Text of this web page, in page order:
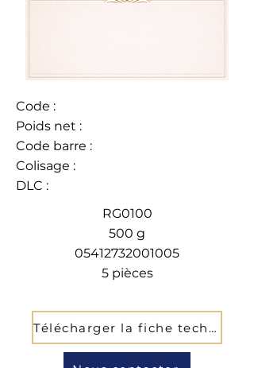
Code :
Poids net :
Code barre :
Colisage :
DLC :
RG0100
500 g
05412732001005
5 pièces
Télécharger la fiche technique